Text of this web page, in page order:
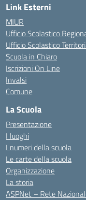
Link Esterni
MIUR
Ufficio Scolastico
Ufficio Scolastico
Scuola in Chiaro
Iscrizioni On Line
Invalsi
Comune
La Scuola
Presentazione
I luoghi
I numeri della scuola
Le carte della scuola
Organizzazione
La storia
ASPNet – Rete